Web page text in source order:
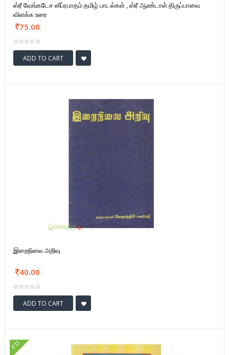
ஸ்ரீ வேங்கடேச ஸீப்ரபாதம் தமிழ் பாடல்கள் , ஸ்ரீ ஆண்டாள் திருப்பாவை
விளக்க உரை
75.00
ADD TO CART
இறைநிலை அறிவு
40.00
ADD TO CART
FD